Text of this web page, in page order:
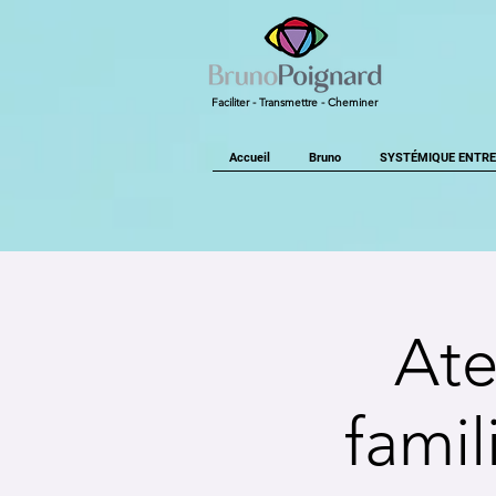
Faciliter - Transmettre - Cheminer
Accueil Bruno SYSTÉMIQUE